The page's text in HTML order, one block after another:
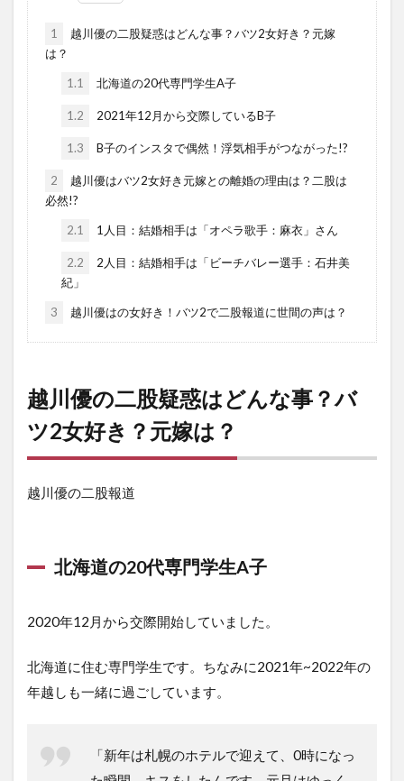
1
越川優の二股疑惑はどんな事？バツ2女好き？元嫁
は？
1.1 北海道の20代専門学生A子
1.2 2021年12月から交際しているB子
1.3 B子のインスタで偶然！浮気相手がつながった!?
2
越川優はバツ2女好き元嫁との離婚の理由は？二股は
必然!?
2.1 1人目：結婚相手は「オペラ歌手：麻衣」さん
2.2
2人目：結婚相手は「ビーチバレー選手：石井美
紀」
3 越川優はの女好き！バツ2で二股報道に世間の声は？
越川優の二股疑惑はどんな事？バ
ツ2女好き？元嫁は？
越川優の二股報道
北海道の20代専門学生A子
2020年12月から交際開始していました。
北海道に住む専門学生です。ちなみに2021年~2022年の
年越しも一緒に過ごしています。
「新年は札幌のホテルで迎えて、0時になっ